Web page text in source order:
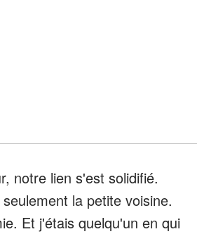
notre lien s'est solidifié.
la petite voisine.
Et j'étais quelqu'un en qui